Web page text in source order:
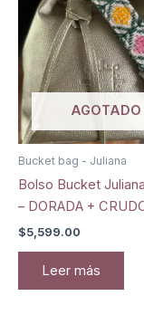
AGOTADO
Bucket bag - Juliana
Bolso Bucket
– DORADA +
$5,599.00
Leer más